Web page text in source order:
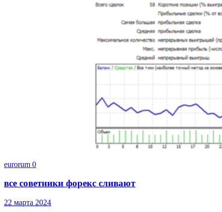
eurorum 0
все советники форекс сливают
22 марта 2024